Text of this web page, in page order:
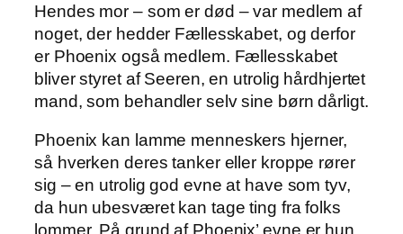
Hendes mor – som er død – var medlem af
noget, der hedder Fællesskabet, og derfor
er Phoenix også medlem. Fællesskabet
bliver styret af Seeren, en utrolig hårdhjertet
mand, som behandler selv sine børn dårligt.
Phoenix kan lamme menneskers hjerner,
så hverken deres tanker eller kroppe rører
sig – en utrolig god evne at have som tyv,
da hun ubesværet kan tage ting fra folks